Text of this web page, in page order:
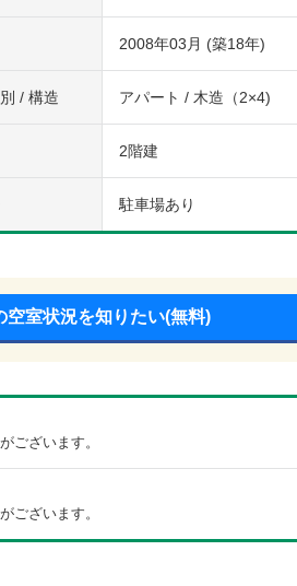
2008年03月 (築18年)
/ 構造 アパート / 木造（2×4)
2階建
駐車場あり
空室状況を知りたい(無料)
ございます。
ございます。